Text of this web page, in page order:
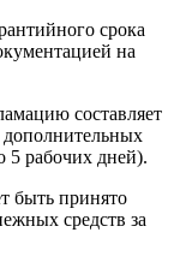
срока
на
составляет
дополнительных
5 рабочих дней).
быть принято
средств за